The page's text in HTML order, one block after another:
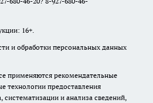
16+.
и обработки персональных данных
применяются рекомендательные
технологии предоставления
и анализа сведений,